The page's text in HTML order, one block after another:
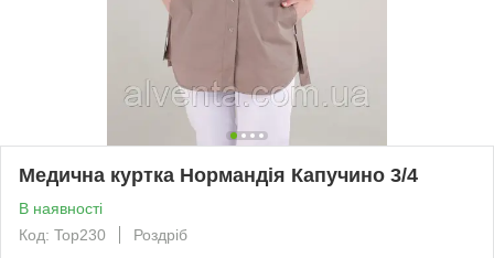
Медична куртка Нормандія Капучино 3/4
В наявності
Код: Top230
Роздріб